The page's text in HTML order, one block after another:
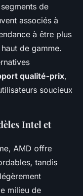
de
associés à
à être plus
de gamme.
qualité-prix,
soucieux
Intel et
AMD offre
tandis
milieu de